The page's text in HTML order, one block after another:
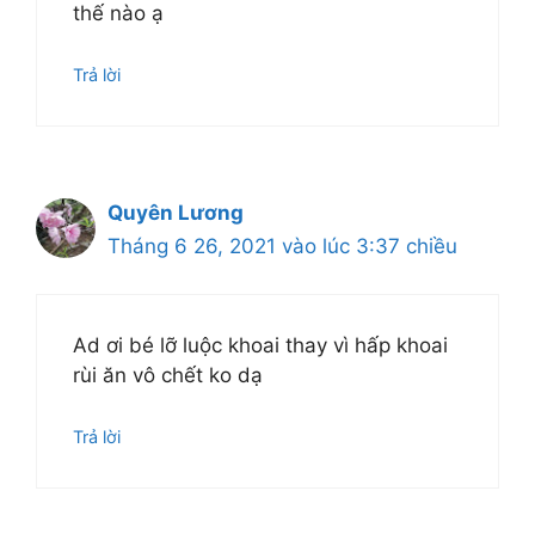
thế nào ạ
Trả lời
Quyên Lương
Tháng 6 26, 2021 vào lúc 3:37 chiều
Ad ơi bé lỡ luộc khoai thay vì hấp khoai
rùi ăn vô chết ko dạ
Trả lời